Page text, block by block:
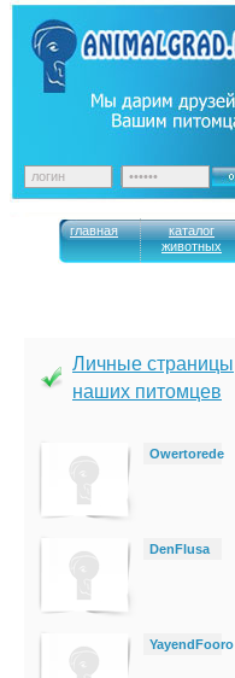
главная
каталог
животных
Личные страницы
наших питомцев
Owertorede
DenFlusa
YayendFooro